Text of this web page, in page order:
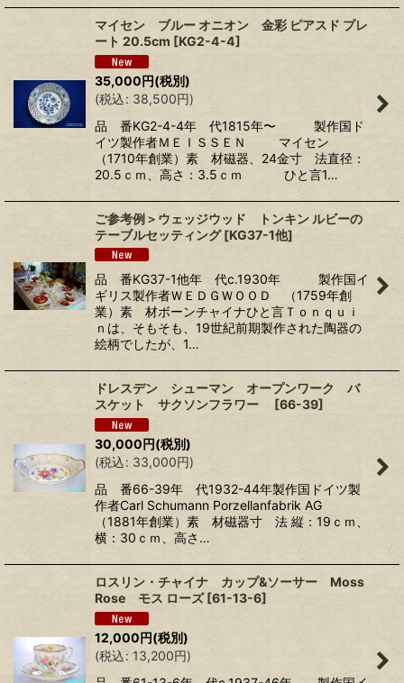
マイセン ブルー オニオン 金彩 ピアスド プレ
ート 20.5cm [KG2-4-4]
35,000円(税別)
(税込: 38,500円)
品 番KG2-4-4年 代1815年〜 製作国ド
イツ製作者ＭＥＩＳＳＥＮ マイセン
（1710年創業）素 材磁器、24金寸 法直径：
20.5ｃｍ、高さ：3.5ｃｍ ひと言1…
ご参考例＞ウェッジウッド トンキン ルビーの
テーブルセッティング [KG37-1他]
品 番KG37-1他年 代c.1930年 製作国イ
ギリス製作者ＷＥＤＧＷＯＯＤ （1759年創
業）素 材ボーンチャイナひと言Ｔｏｎｑｕｉ
ｎは、そもそも、19世紀前期製作された陶器の
絵柄でしたが、1…
ドレスデン シューマン オープンワーク バ
スケット サクソンフラワー
[66-39]
30,000円(税別)
(税込: 33,000円)
品 番66-39年 代1932-44年製作国ドイツ製
作者Carl Schumann Porzellanfabrik AG
（1881年創業）素 材磁器寸 法 縦：19ｃｍ、
横：30ｃｍ、高さ…
ロスリン・チャイナ カップ&ソーサー Moss
Rose モス ローズ [61-13-6]
12,000円(税別)
(税込: 13,200円)